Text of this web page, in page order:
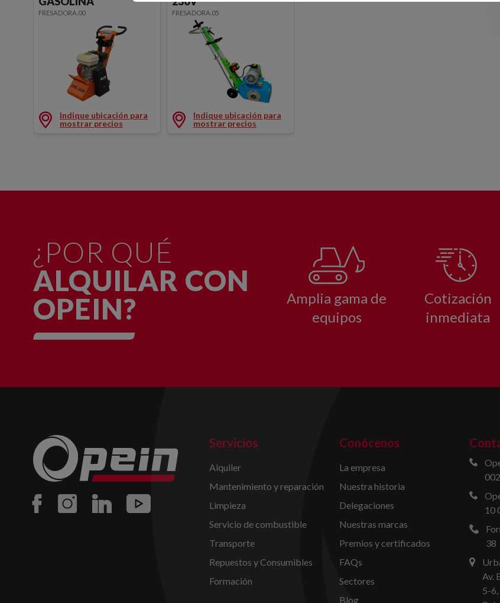
FRESADORA.00
Indique ubicación para
mostrar precios
FRESADORA.05
Indique ubicación para
mostrar precios
¿POR QUÉ
ALQUILAR CON
OPEIN?
Amplia gama de
equipos
Cotización
inmediata
Servicios
Alquiler
Mantenimiento y reparación
Limpieza
Servicio de combustible
Transporte
Repuestos y Consumibles
Formación
Conócenos
La empresa
Nuestra historia
Delegaciones
Nuestras marcas
Premios y certificados
FAQs
Sectores
Blog
002
10
38
Av.
5-6,